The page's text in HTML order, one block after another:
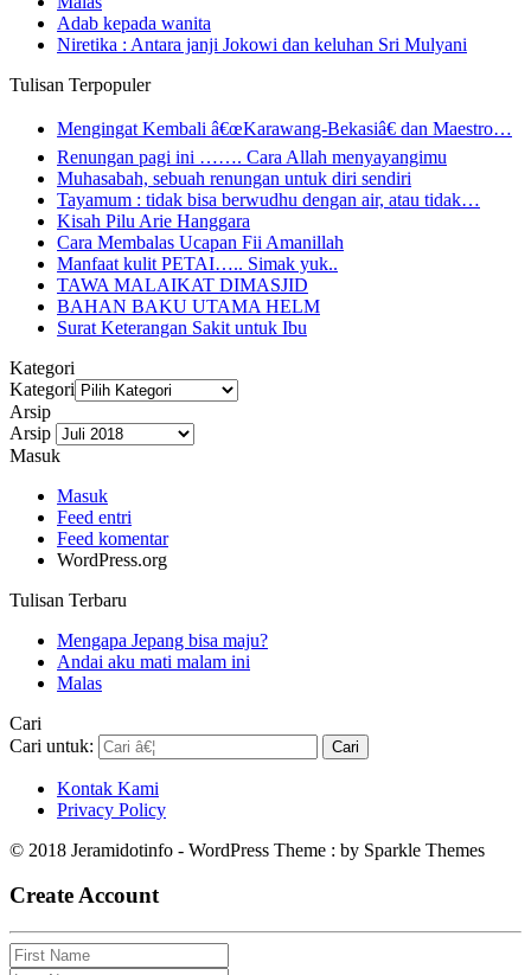
Adab kepada wanita
Niretika : Antara janji Jokowi dan keluhan Sri Mulyani
Tulisan Terpopuler
Mengingat Kembali â€œKarawang-Bekasiâ€ dan Maestro…
Renungan pagi ini ……. Cara Allah menyayangimu
Muhasabah, sebuah renungan untuk diri sendiri
Tayamum : tidak bisa berwudhu dengan air, atau tidak…
Kisah Pilu Arie Hanggara
Cara Membalas Ucapan Fii Amanillah
Manfaat kulit PETAI….. Simak yuk..
TAWA MALAIKAT DIMASJID
BAHAN BAKU UTAMA HELM
Surat Keterangan Sakit untuk Ibu
Kategori
Kategori
Arsip
Arsip
Masuk
Masuk
Feed entri
Feed komentar
WordPress.org
Tulisan Terbaru
Mengapa Jepang bisa maju?
Andai aku mati malam ini
Malas
Cari
Cari untuk:
Kontak Kami
Privacy Policy
© 2018 Jeramidotinfo - WordPress Theme : by Sparkle Themes
Create Account